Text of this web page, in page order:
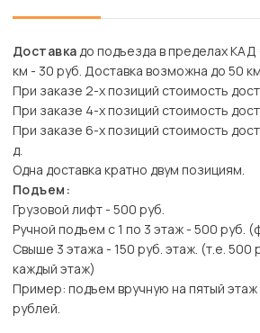
Доставкадо подъезда в пределах КАД
км - 30 руб. Доставка возможна до 50
При заказе 2-х позиций стоимость
При заказе 4-х позиций стоимость
При заказе 6-х позиций стоимость
д.
Одна доставка кратно двум позициям.
Подъем:
Грузовой лифт - 500 руб.
Ручной подъем с 1 по 3 этаж - 500 руб.
Свыше 3 этажа - 150 руб. этаж. (т.е. 500
каждый этаж)
Пример: подъем вручную на пятый этаж
рублей.